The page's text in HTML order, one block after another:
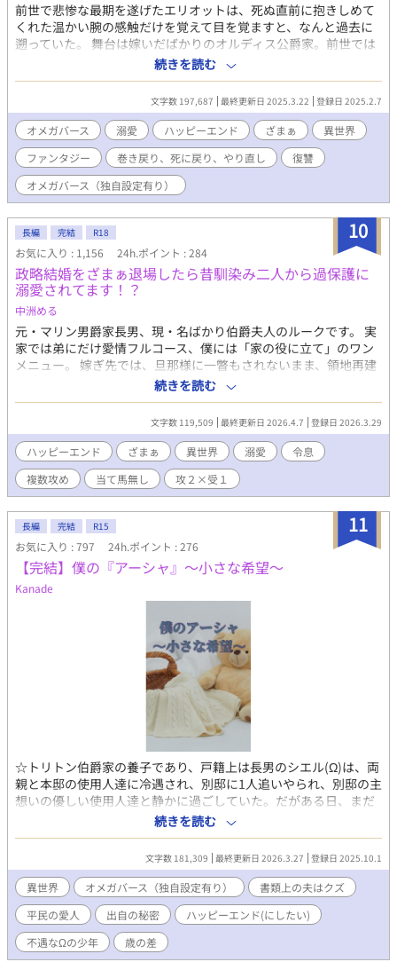
前世で悲惨な最期を遂げたエリオットは、死ぬ直前に抱きしめて
くれた温かい腕の感触だけを覚えて目を覚ますと、なんと過去に
遡っていた。 舞台は嫁いだばかりのオルディス公爵家。前世では
夫の愛人ヴェロニクに娼館へ売られ、心身ともに深く傷つけられ
た場所だ。しかし、今世のエリオットは前世の記憶と後悔を胸
に、自ら運命を切り開くことを決意する。 夫アドリアンの愛人ヴ
ェロニクが早速現れるが、エリオットは以前の自分とは違う毅然
とした態度で接する。そして、夫に「形式上の夫婦」であること
を提案。 公爵夫人という立場を利用し、復讐の準備を始める
——。 -------------------- 甘々＜＜＜陰謀・ザマァ要素が強め。
続きを読む
文字数 197,687 最終更新日 2025.3.22 登録日 2025.2.7
オメガバース 溺愛 ハッピーエンド ざまぁ
異世界
ファンタジー
巻き戻り、死に戻り、やり直し
復讐
オメガバース（独自設定有り）
10
長編 完結 R18
お気に入り : 1,156 24h.ポイント : 284
政略結婚をざまぁ退場したら昔馴染み二人から過保護に
溺愛されてます！？
中洲める
元・マリン男爵家長男、現・名ばかり伯爵夫人のルークです。 実
家では弟にだけ愛情フルコース、僕には「家の役に立て」のワン
メニュー。 嫁ぎ先では、旦那様に一瞥もされないまま、領地再建
プロジェクトを三年完遂しました。 なのに旦那様から食堂で初め
て向けられた言葉が「クラム（＝愛人）は、よく出来た妻だって
皆が褒めていたぞ」。 ……あれ、僕って妻なんですよね？ なぜ
妻である僕の目の前で愛人が伯爵夫人として扱われているんでし
ょうね？ 僕の存在っていったい何？ そうですか、書類上は、です
か。 その瞬間、何かがプツンと切れた。 「はー、ばかばかし
い！」 僕は仕事を放り投げ「ちょっと温泉行ってきます」と書置
きを残し馬に飛び乗った。 「家の役に立つ」ことだけを求められ
て生きてきたルークが「自分のために生きる」道を探す物語。 ※
注意※ 最終的に２×１になります。１：１じゃないとダメな方は
回れ右！ Rは後半。＊がつきます。 ムーンライトにも同時掲載
中。 ※転載・AI取り込み禁止※
続きを読む
文字数 119,509 最終更新日 2026.4.7 登録日 2026.3.29
ハッピーエンド ざまぁ 異世界 溺愛
令息
複数攻め
当て馬無し 攻２×受１
11
長編 完結 R15
お気に入り : 797 24h.ポイント : 276
【完結】僕の『アーシャ』〜小さな希望〜
Kanade
☆トリトン伯爵家の養子であり、戸籍上は長男のシエル(Ω)は、両
親と本邸の使用人達に冷遇され、別邸に1人追いやられ、別邸の主
想いの優しい使用人達と静かに過ごしていた。だがある日、まだ
あどけなさが残る若さで、ランスター侯爵カイラス(α)との縁談を
強制される。 ​カイラス側からの申し出であったにもかかわらず、
実家からは厄介払いをされるように、婚姻の日を待たずして早々
に婚家へと送り出されたシエル。 しかし、正妻として迎えられる
はずの彼を待っていたのは、ランスター侯爵家の離れ…別邸での
生活だったー。 本邸ではカイラスの愛人である平民のレインが、
まるで『本当の奥様』であるかのように振る舞い、シエルの居場
所を奪っていたのだ。 悪びれた様子もなく、シエルとの婚姻を望
んだ理由、そして、契約内容を淡々と告げるカイラス。 あまりに
続きを読む
文字数 181,309 最終更新日 2026.3.27 登録日 2025.10.1
異世界 オメガバース（独自設定有り）
書類上の夫はクズ
平民の愛人
出自の秘密
ハッピーエンド(にしたい)
不遇なΩの少年
歳の差